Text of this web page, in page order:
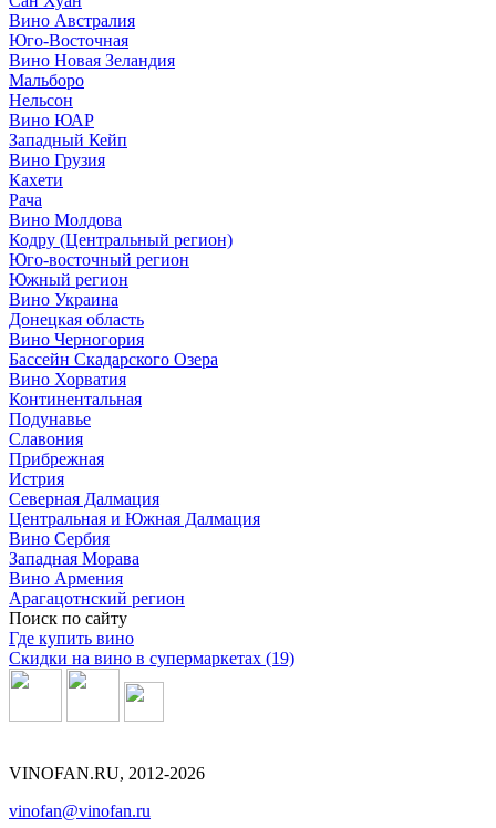
Вино Австралия
Юго-Восточная
Вино Новая Зеландия
Мальборо
Нельсон
Вино ЮАР
Западный Кейп
Вино Грузия
Кахети
Рача
Вино Молдова
Кодру (Центральный регион)
Юго-восточный регион
Южный регион
Вино Украина
Донецкая область
Вино Черногория
Бассейн Скадарского Озера
Вино Хорватия
Континентальная
Подунавье
Славония
Прибрежная
Истрия
Северная Далмация
Центральная и Южная Далмация
Вино Сербия
Западная Морава
Вино Армения
Арагацотнский регион
Поиск по сайту
Где купить вино
Скидки на вино в супермаркетах (19)
VINOFAN.RU, 2012-2026
vinofan@vinofan.ru